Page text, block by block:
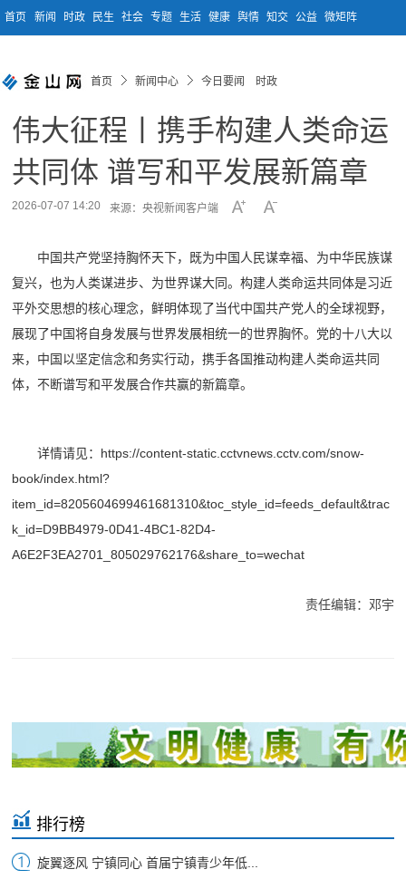
首页 新闻 时政 民生 社会 专题 生活 健康 舆情 知交 公益 微矩阵
首页 新闻中心 今日要闻 时政
伟大征程丨携手构建人类命运
共同体 谱写和平发展新篇章
2026-07-07 14:20 来源：央视新闻客户端
中国共产党坚持胸怀天下，既为中国人民谋幸福、为中华民族谋
复兴，也为人类谋进步、为世界谋大同。构建人类命运共同体是习近
平外交思想的核心理念，鲜明体现了当代中国共产党人的全球视野，
展现了中国将自身发展与世界发展相统一的世界胸怀。党的十八大以
来，中国以坚定信念和务实行动，携手各国推动构建人类命运共同
体，不断谱写和平发展合作共赢的新篇章。
详情请见：https://content-static.cctvnews.cctv.com/snow-
book/index.html?
item_id=8205604699461681310&toc_style_id=feeds_default&trac
k_id=D9BB4979-0D41-4BC1-82D4-
A6E2F3EA2701_805029762176&share_to=wechat
责任编辑：邓宇
排行榜
旋翼逐风 宁镇同心 首届宁镇青少年低...